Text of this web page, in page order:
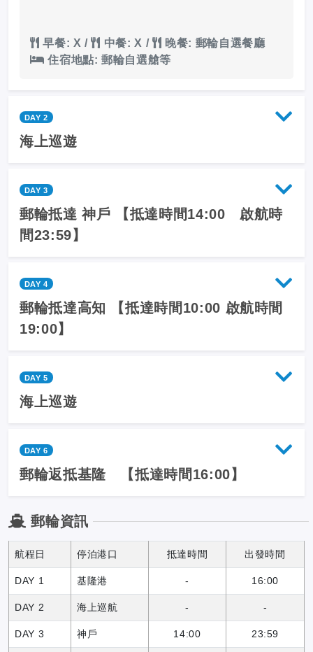
早餐: X/ 中餐: X /
晚餐: 郵輪自選餐廳
住宿地點: 郵輪自選艙等
DAY 2
海上巡遊
DAY 3
郵輪抵達 神戶 【抵達時間14:00 啟航時
間23:59】
DAY 4
郵輪抵達高知 【抵達時間10:00 啟航時間
19:00】
DAY 5
海上巡遊
DAY 6
郵輪返抵基隆 【抵達時間16:00】
郵輪資訊
航程日 停泊港口 抵達時間 出發時間
DAY 1 基隆港 - 16:00
DAY 2 海上巡航 - -
DAY 3 神戶 14:00 23:59